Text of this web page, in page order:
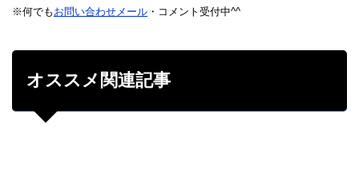
※何でも お問い合わせメール ・コメント受付中^^
オススメ関連記事